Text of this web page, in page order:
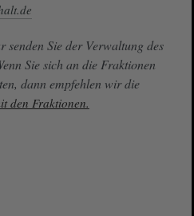
Sie der Verwaltung des
Sie sich an die Fraktionen
dann empfehlen wir die
den Fraktionen.